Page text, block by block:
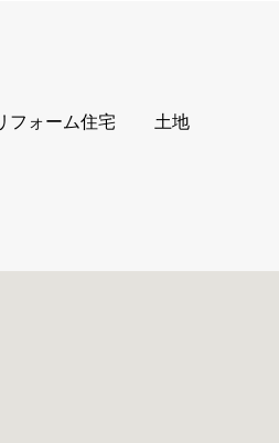
フォーム住宅 土地